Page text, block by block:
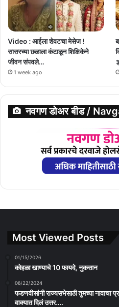
Video : आईला शेवटचा मेसेज !
सासरच्या छळाला कंटाळून शिक्षिकेने
जीवन संपवले…
1 week ago
नवगण डोअर बीड /
Most Viewed Posts
01/15/2026
कोहळा खाण्याचे 10 फायदे, नुकसान
06/22/2024
फडणवीसांनी राज्यसभेसाठी तुमच्या नावाचा
वाक्यात दिलं उत्तर….